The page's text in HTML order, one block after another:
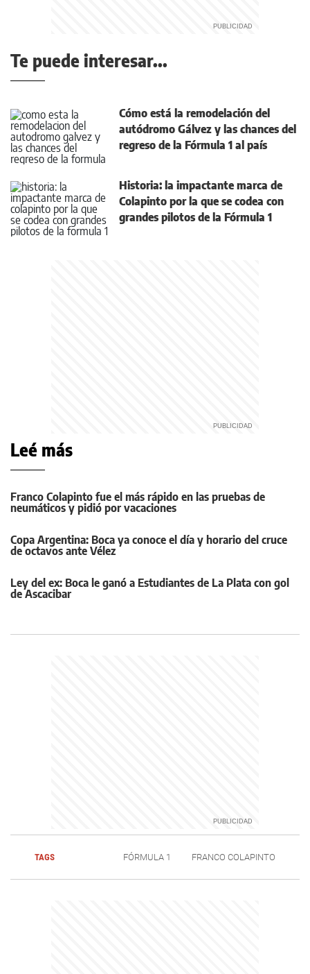
Te puede interesar...
Cómo está la remodelación del
autódromo Gálvez y las chances del
regreso de la Fórmula 1 al país
Historia: la impactante marca de
Colapinto por la que se codea con
grandes pilotos de la Fórmula 1
Leé más
Franco Colapinto fue el más rápido en las pruebas de
neumáticos y pidió por vacaciones
Copa Argentina: Boca ya conoce el día y horario del cruce
de octavos ante Vélez
Ley del ex: Boca le ganó a Estudiantes de La Plata con gol
de Ascacibar
TAGS FÓRMULA 1 FRANCO COLAPINTO